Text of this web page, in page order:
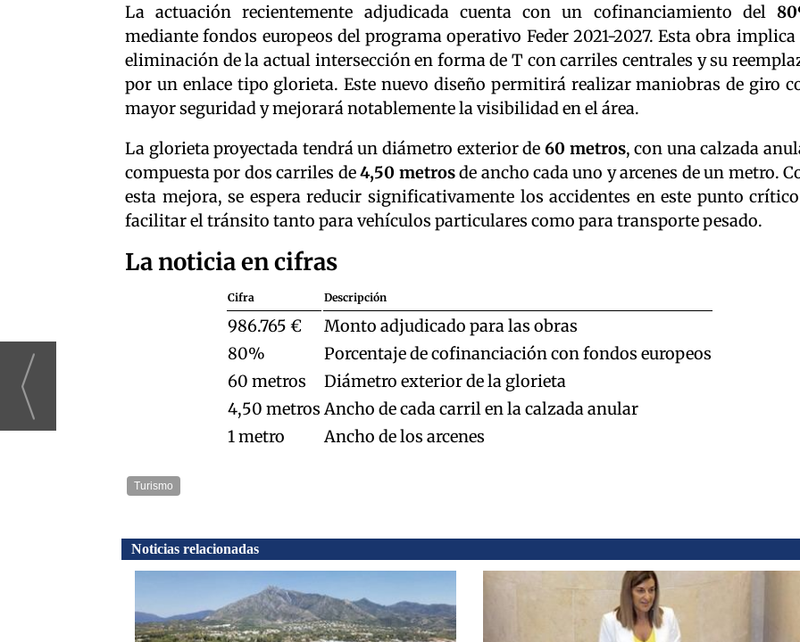
La actuación recientemente adjudicada cuenta con un cofinanciamiento del
mediante fondos europeos del programa operativo Feder 2021-2027. Esta obra implica
eliminación de la actual intersección en forma de T con carriles centrales y su
por un enlace tipo glorieta. Este nuevo diseño permitirá realizar maniobras de giro
mayor seguridad y mejorará notablemente la visibilidad en el área.
La glorieta proyectada tendrá un diámetro exterior de 60 metros, con una calzada
compuesta por dos carriles de4,50 metrosde ancho cada uno y arcenes de un metro.
esta mejora, se espera reducir significativamente los accidentes en este punto
facilitar el tránsito tanto para vehículos particulares como para transporte pesado.
La noticia en cifras
Cifra Descripción
986.765 €
Monto adjudicado para las obras
80%
Porcentaje de cofinanciación con fondos europeos
60 metros
Diámetro exterior de la glorieta
4,50 metros Ancho de cada carril en la calzada anular
1 metro
Ancho de los arcenes
Turismo
Noticias relacionadas